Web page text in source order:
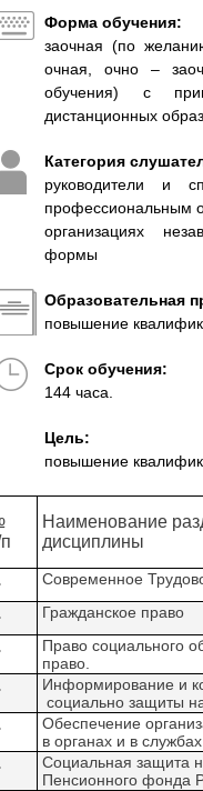
Форма обучения:
заочная (по
очная, очно –
обучения) с
дистанционных
Категория
руководители и
профессиональным
организациях
формы
Образовательная
повышение
Срок обучения:
144 часа.
Цель:
повышение
Наименование
дисциплины
Современное
Гражданское право
Право социального
право.
Информирование и
социально защиты
Обеспечение
в органах и в
Социальная защита
Пенсионного фонда